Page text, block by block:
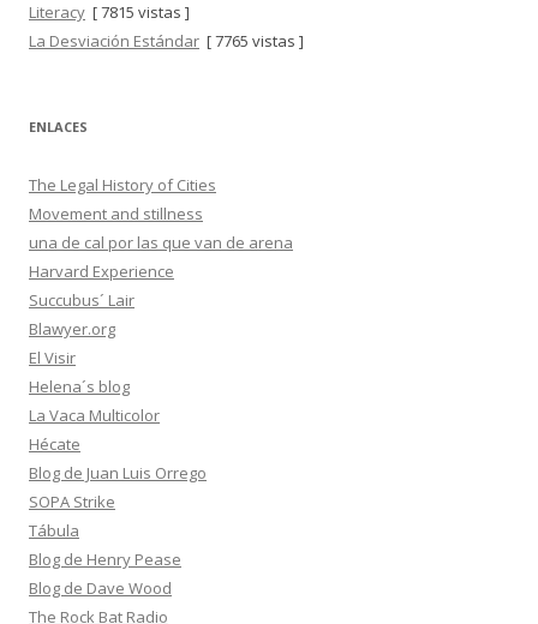
Literacy [ 7815 vistas ]
La Desviación Estándar [ 7765 vistas ]
ENLACES
The Legal History of Cities
Movement and stillness
una de cal por las que van de arena
Harvard Experience
Succubus´ Lair
Blawyer.org
El Visir
Helena´s blog
La Vaca Multicolor
Hécate
Blog de Juan Luis Orrego
SOPA Strike
Tábula
Blog de Henry Pease
Blog de Dave Wood
The Rock Bat Radio